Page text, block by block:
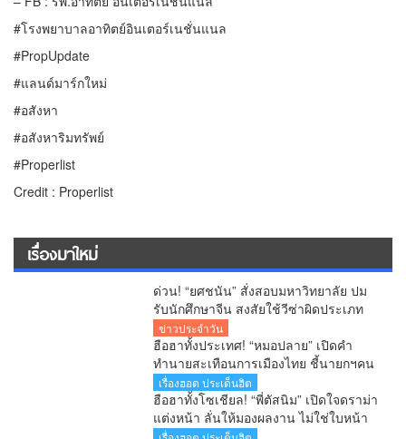
#โรงพยาบาลอาทิตย์อินเตอร์เนชั่นแนล
#PropUpdate
#แลนด์มาร์กใหม่
#อสังหา
#อสังหาริมทรัพย์
#Properlist
Credit : Properlist
เรื่องมาใหม่
ด่วน! “ยศชนัน” สั่งสอบมหาวิทยาลัย ปม
รับนักศึกษาจีน สงสัยใช้วีซ่าผิดประเภท
ลั่นพบจะเอาผิด
ข่าวประจำวัน
ฮือฮาทั้งประเทศ! “หมอปลาย” เปิดคำ
ทำนายสะเทือนการเมืองไทย ชี้นายกฯคน
ใหม่ หนุ่มหน้าใหม่ พรรคใหม่ โปรไฟล์
แกร่ง แบ็กแน่น ท่านยมบอก
เรื่องฮอต ประเด็นฮิต
ฮือฮาทั้งโซเชียล! “พี่ตัสนิม” เปิดใจดราม่า
แต่งหน้า ลั่นให้มองผลงาน ไม่ใช่ใบหน้า